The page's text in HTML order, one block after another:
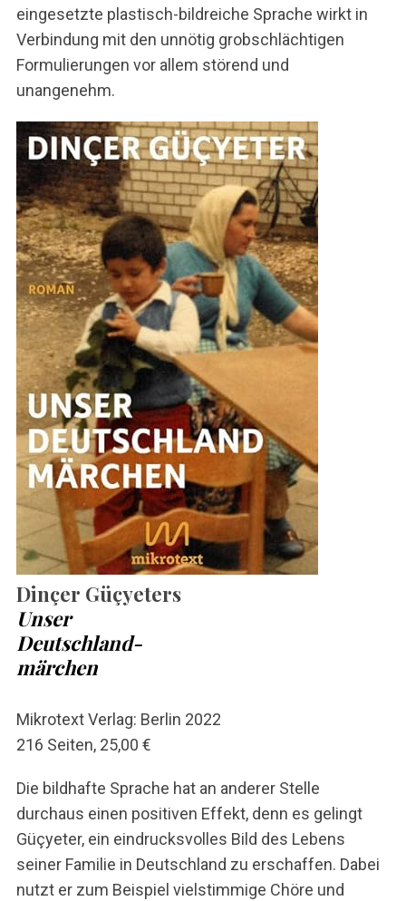
eingesetzte plastisch-bildreiche Sprache wirkt in
Verbindung mit den unnötig grobschlächtigen
Formulierungen vor allem störend und
unangenehm.
Dinçer Güçyeters
Unser
Deutschland-
märchen
Mikrotext Verlag: Berlin 2022
216 Seiten, 25,00 €
Die bildhafte Sprache hat an anderer Stelle
durchaus einen positiven Effekt, denn es gelingt
Güçyeter, ein eindrucksvolles Bild des Lebens
seiner Familie in Deutschland zu erschaffen. Dabei
nutzt er zum Beispiel vielstimmige Chöre und